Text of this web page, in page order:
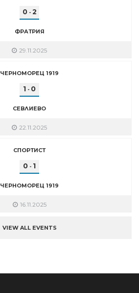
0- 2
ФРАТРИЯ
29.11.2025
ЧЕРНОМОРЕЦ 1919
1 - 0
СЕВЛИЕВО
22.11.2025
СПОРТИСТ
0 - 1
ЧЕРНОМОРЕЦ 1919
16.11.2025
VIEW ALL EVENTS